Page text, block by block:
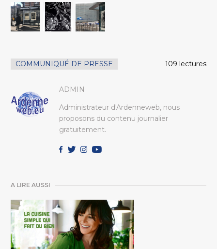
COMMUNIQUÉ DE PRESSE 109 lectures
ADMIN
Administrateur d'Ardenneweb, nous
proposons du contenu journalier
gratuitement.
A LIRE AUSSI